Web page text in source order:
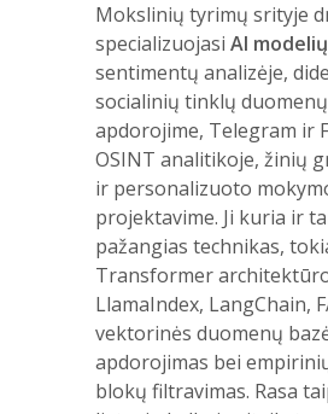
Mokslinių tyrimų srityje
specializuojasi AI
sentimentų analizėje,
socialinių tinklų
apdorojime, Telegram ir
OSINT analitikoje, žinių
ir personalizuoto
projektavime. Ji kuria ir
pažangias technikas,
Transformer
LlamaIndex, LangChain,
vektorinės duomenų
apdorojimas bei
blokų filtravimas. Rasa